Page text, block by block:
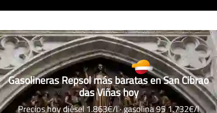
ABIERTAS 24H
ÚLTIMAS MATRÍCULAS
FAVORITAS
Gasolineras Repsol más baratas en San Cibrao
das Viñas hoy
Precios hoy diésel 1.863€/l · gasolina 95 1.732€/l